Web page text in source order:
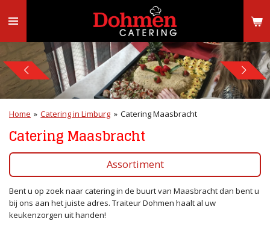
direct
hoofdinhoud
Home » Catering in Limburg » Catering Maasbracht
Catering Maasbracht
Assortiment
Bent u op zoek naar catering in de buurt van Maasbracht dan bent u
bij ons aan het juiste adres. Traiteur Dohmen haalt al uw
keukenzorgen uit handen!